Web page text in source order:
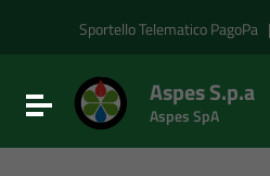
Vai al menu di navigazione
Sportello Telematico PagoPa
Attiva / disattiva la navigazione
Aspes S.p.a
Aspes SpA